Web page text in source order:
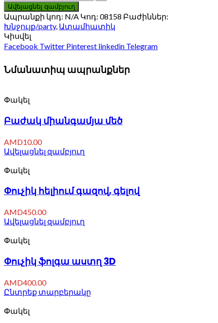
Ավելացնել զամբյուղ
Ապրանքի կոդ: N/A Կոդ: 08158 Բաժիններ:
Խնջույք/party, Ատամհատիկ
Կիսվել
Facebook Twitter Pinterest linkedin Telegram
Նմանատիպ ապրանքներ
Փակել
Բաժակ միանգամյա մեծ
AMD10.00
Ավելացնել զամբյուղ
Փակել
Փուչիկ հելիում գազով, գելով
AMD450.00
Ավելացնել զամբյուղ
Փակել
Փուչիկ ֆոլգա աստղ 3D
AMD400.00
Ընտրեք տարբերակը
Փակել